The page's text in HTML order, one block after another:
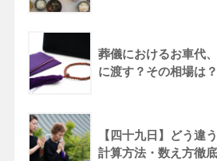
葬儀におけるお車代
に渡す？その相場は？
【四十九日】どう違
計算方法・数え方徹